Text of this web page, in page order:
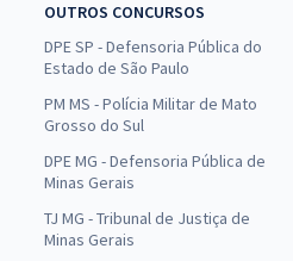
OUTROS CONCURSOS
DPE SP - Defensoria Pública do
Estado de São Paulo
PM MS - Polícia Militar de Mato
Grosso do Sul
DPE MG - Defensoria Pública de
Minas Gerais
TJ MG - Tribunal de Justiça de
Minas Gerais